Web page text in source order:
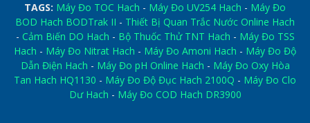
TAGS: Máy Đo TOC Hach - Máy Đo UV254 Hach - Máy Đo
BOD Hach BODTrak II - Thiết Bị Quan Trắc Nước Online Hach
- Cảm Biến DO Hach - Bộ Thuốc Thử TNT Hach - Máy Đo TSS
Hach - Máy Đo Nitrat Hach - Máy Đo Amoni Hach - Máy Đo Độ
Dẫn Điện Hach - Máy Đo pH Online Hach - Máy Đo Oxy Hòa
Tan Hach HQ1130 - Máy Đo Độ Đục Hach 2100Q - Máy Đo Clo
Dư Hach - Máy Đo COD Hach DR3900